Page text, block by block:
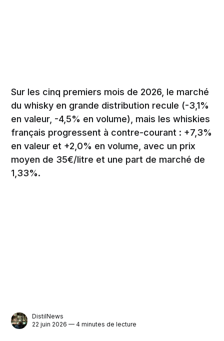
Sur les cinq premiers mois de 2026, le marché
du whisky en grande distribution recule (-3,1%
en valeur, -4,5% en volume), mais les whiskies
français progressent à contre-courant : +7,3%
en valeur et +2,0% en volume, avec un prix
moyen de 35€/litre et une part de marché de
1,33%.
DistilNews
22 juin 2026 — 4 minutes de lecture